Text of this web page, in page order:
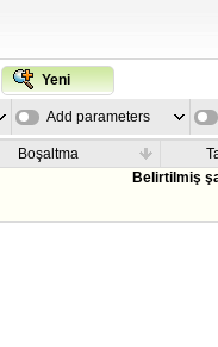
Yeni
Add parameters
Boşaltma
Belirtilmiş